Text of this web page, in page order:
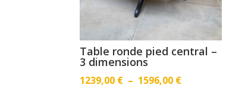
Table ronde pied central –
3 dimensions
1239,00 € – 1596,00 €Plage